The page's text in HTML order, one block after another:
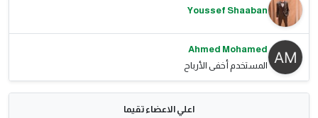
Youssef Shaaban
Ahmed Mohamed
المستخدم أخفى الأرباح
اعلي الاعضاء تقيما